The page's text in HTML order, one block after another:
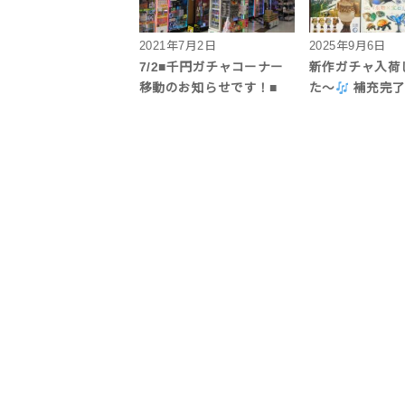
2021年7月2日
7/2■千円ガチャコーナー
移動のお知らせです！■
2025年9月6日
新作ガチャ入荷
た〜
補充完了